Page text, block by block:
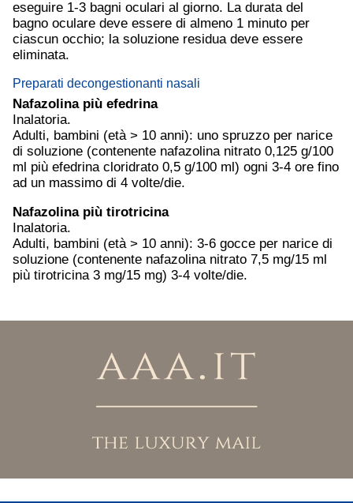
eseguire 1-3 bagni oculari al giorno. La durata del
bagno oculare deve essere di almeno 1 minuto per
ciascun occhio; la soluzione residua deve essere
eliminata.
Preparati decongestionanti nasali
Nafazolina più efedrina
Inalatoria.
Adulti, bambini (età > 10 anni): uno spruzzo per narice
di soluzione (contenente nafazolina nitrato 0,125 g/100
ml più efedrina cloridrato 0,5 g/100 ml) ogni 3-4 ore fino
ad un massimo di 4 volte/die.
Nafazolina più tirotricina
Inalatoria.
Adulti, bambini (età > 10 anni): 3-6 gocce per narice di
soluzione (contenente nafazolina nitrato 7,5 mg/15 ml
più tirotricina 3 mg/15 mg) 3-4 volte/die.